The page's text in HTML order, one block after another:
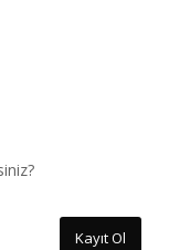
Kayıt Ol